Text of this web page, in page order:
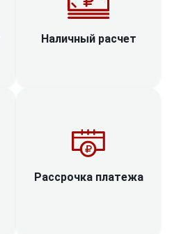
Наличный расчет
Рассрочка платежа